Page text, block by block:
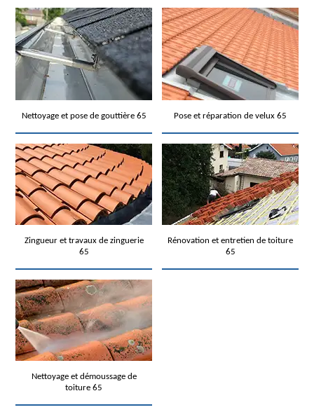
Nettoyage et pose de gouttière 65 Pose et réparation de velux 65
Zingueur et travaux de zinguerie
65
Rénovation et entretien de toiture
65
Nettoyage et démoussage de
toiture 65